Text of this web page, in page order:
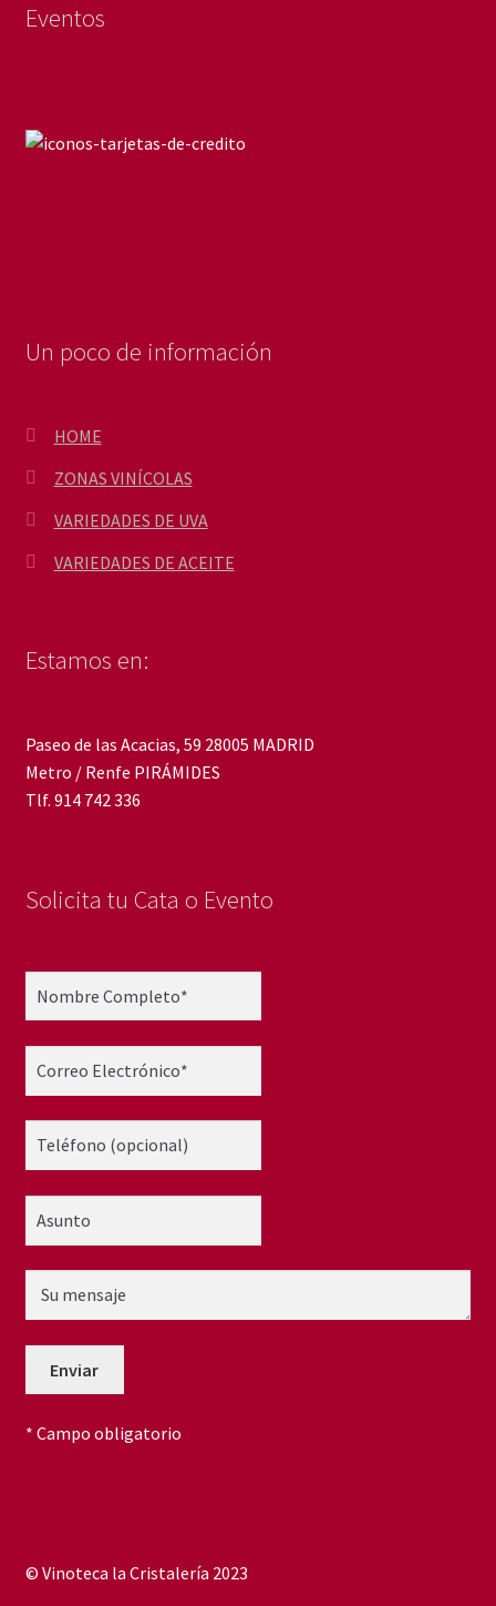
Eventos
Un poco de información
HOME
ZONAS VINÍCOLAS
VARIEDADES DE UVA
VARIEDADES DE ACEITE
Estamos en:
Paseo de las Acacias, 59 28005 MADRID
Metro / Renfe PIRÁMIDES
Tlf. 914 742 336
Solicita tu Cata o Evento
* Campo obligatorio
© Vinoteca la Cristalería 2023